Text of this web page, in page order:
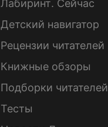
Лабиринт. Сейчас
Детский навигатор
Рецензии читателей
Книжные обзоры
Подборки читателей
Тесты